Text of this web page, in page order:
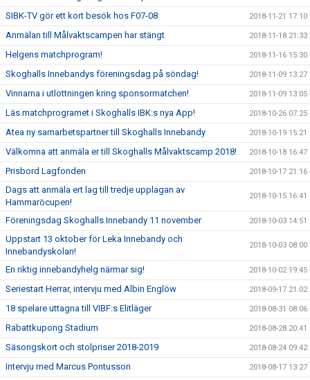
SIBK-TV gör ett kort besök hos F07-08 2018-11-21 17:10
Anmälan till Målvaktscampen har stängt 2018-11-18 21:33
Helgens matchprogram! 2018-11-16 15:30
Skoghalls Innebandys föreningsdag på söndag! 2018-11-09 13:27
Vinnarna i utlottningen kring sponsormatchen! 2018-11-09 13:05
Läs matchprogramet i Skoghalls IBK:s nya App! 2018-10-26 07:25
Atea ny samarbetspartner till Skoghalls Innebandy 2018-10-19 15:21
Välkomna att anmäla er till Skoghalls Målvaktscamp 2018! 2018-10-18 16:47
Prisbord Lagfonden 2018-10-17 21:16
Dags att anmäla ert lag till tredje upplagan av
Hammaröcupen!
2018-10-15 16:41
Föreningsdag Skoghalls Innebandy 11 november 2018-10-03 14:51
Uppstart 13 oktober för Leka Innebandy och
Innebandyskolan!
2018-10-03 08:00
En riktig innebandyhelg närmar sig! 2018-10-02 19:45
Seriestart Herrar, intervju med Albin Englöw 2018-09-17 21:02
18 spelare uttagna till VIBF:s Elitläger 2018-08-31 08:06
Rabattkupong Stadium 2018-08-28 20:41
Säsongskort och stolpriser 2018-2019 2018-08-24 09:42
Intervju med Marcus Pontusson 2018-08-17 13:27